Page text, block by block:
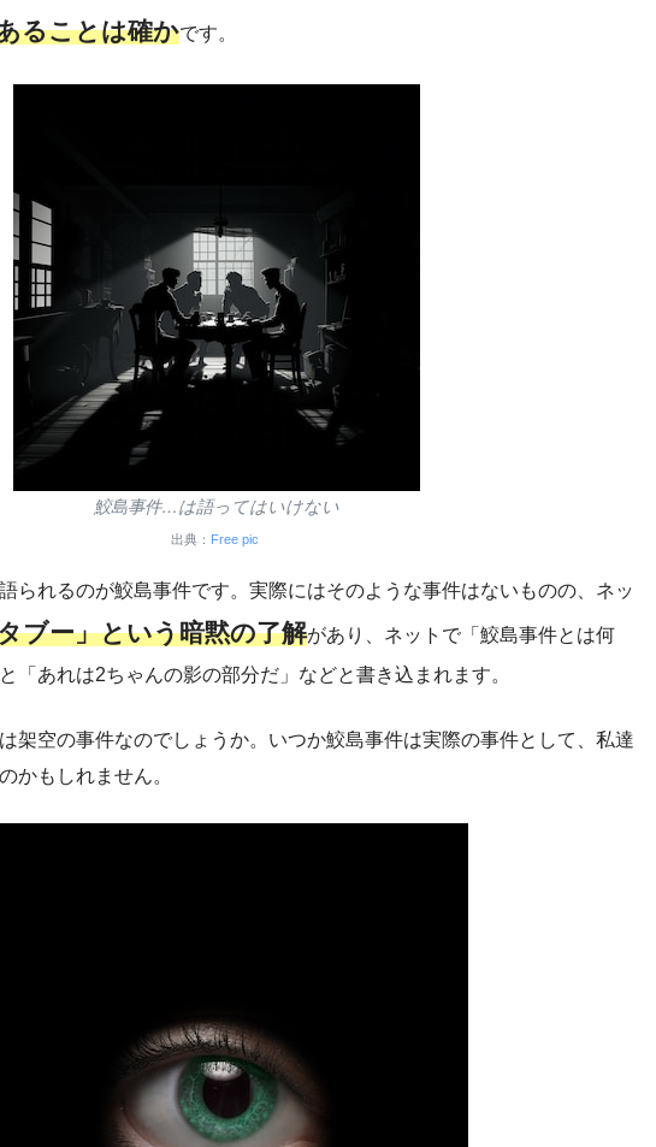
ることは確かです。
鮫島事件…は語ってはいけない
出典： Free pic
られるのが鮫島事件です。実際にはそのような事件はないものの、ネッ
ブー」という暗黙の了解があり、ネットで「鮫島事件とは何
「あれは2ちゃんの影の部分だ」などと書き込まれます。
架空の事件なのでしょうか。いつか鮫島事件は実際の事件として、私達
かもしれません。